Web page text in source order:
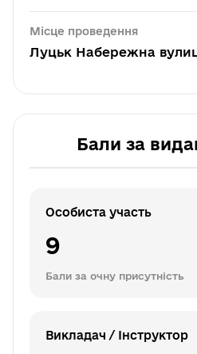
Місце проведення
Луцьк Набережна
Бали за
Особиста участь
9
Бали за очну присутність
Викладач / Інструктор